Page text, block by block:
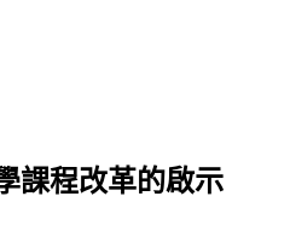
課程改革的啟示